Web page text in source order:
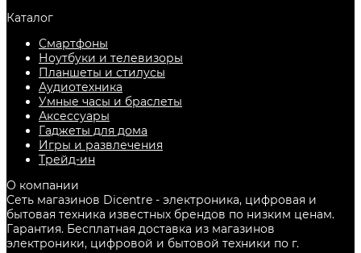
Каталог
Смартфоны
Ноутбуки и телевизоры
Планшеты и стилусы
Аудиотехника
Умные часы и браслеты
Аксессуары
Гаджеты для дома
Игры и развлечения
Трейд-ин
О компании
Сеть магазинов Dicentre - электроника, цифровая и
бытовая техника известных брендов по низким ценам.
Гарантия. Бесплатная доставка из магазинов
электроники, цифровой и бытовой техники по г.